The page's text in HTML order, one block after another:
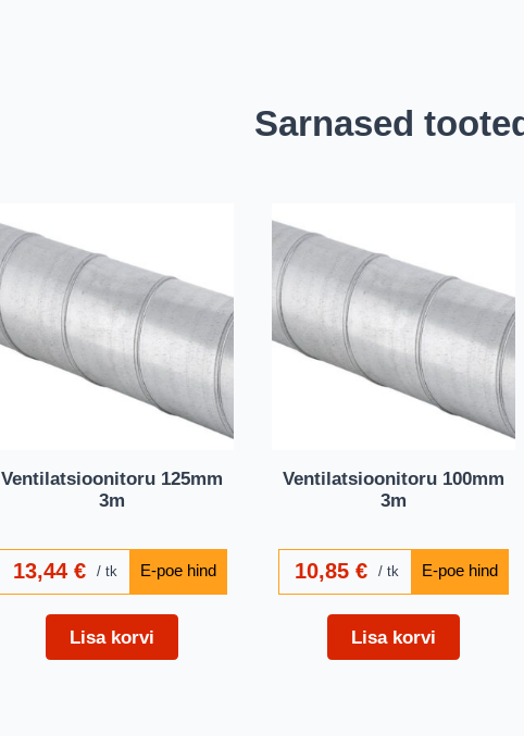
Sarnased
Ventilatsioonitoru 125mm
3m
13,44 € tk
Lisa korvi
Ventilatsioonitoru 100mm
3m
10,85 € tk
Lisa korvi